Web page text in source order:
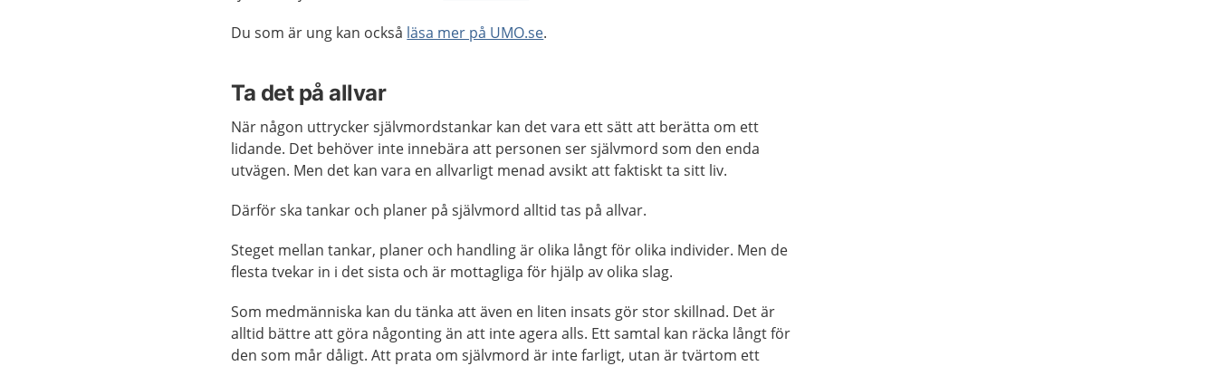
Du som är ung kan också läsa mer på UMO.se.
Ta det på allvar
När någon uttrycker självmordstankar kan det vara ett sätt att berätta om ett
lidande. Det behöver inte innebära att personen ser självmord som den enda
utvägen. Men det kan vara en allvarligt menad avsikt att faktiskt ta sitt liv.
Därför ska tankar och planer på självmord alltid tas på allvar.
Steget mellan tankar, planer och handling är olika långt för olika individer. Men de
flesta tvekar in i det sista och är mottagliga för hjälp av olika slag.
Som medmänniska kan du tänka att även en liten insats gör stor skillnad. Det är
alltid bättre att göra någonting än att inte agera alls. Ett samtal kan räcka långt för
den som mår dåligt. Att prata om självmord är inte farligt, utan är tvärtom ett